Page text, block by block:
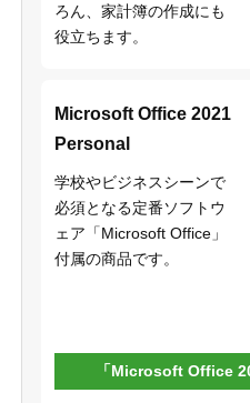
ろん、家計簿の作成にも
役立ちます。
Microsoft Office 2021
Personal
学校やビジネスシーンで
必須となる定番ソフトウ
ェア「Microsoft Office」
付属の商品です。
「Microsoft Office